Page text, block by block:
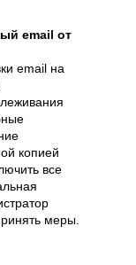
email от
email на
копией
все
меры.